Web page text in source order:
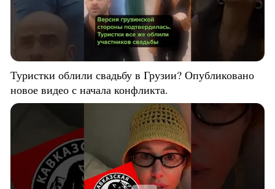
Туристки облили свадьбу в Грузии? Опубликовано
новое видео с начала конфликта.